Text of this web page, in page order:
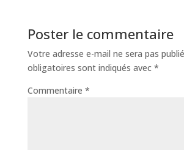
Poster le commentaire
Votre adresse e-mail ne sera pas
obligatoires sont indiqués avec *
Commentaire *